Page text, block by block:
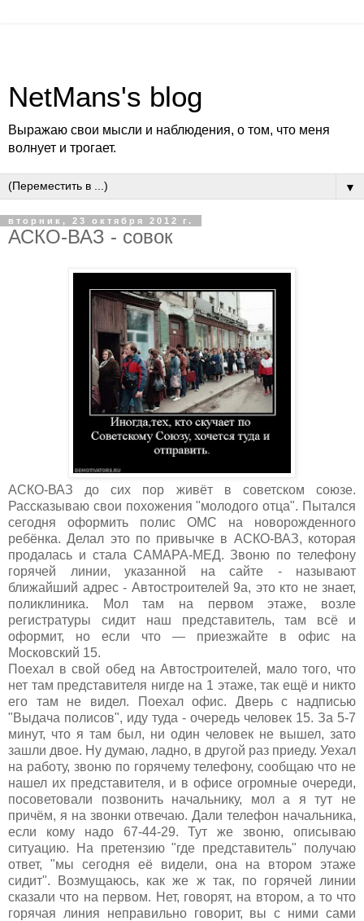
NetMans's blog
Выражаю свои мысли и наблюдения, о том, что меня
волнует и трогает.
▼
вторник, 23 октября 2012 г.
АСКО-ВАЗ - совок
АСКО-ВАЗ до сих пор живёт в советском союзе.
Рассказываю свои похожения "молодого отца". Пытался
сегодня оформить полис ОМС на новорожденного
ребёнка. Делал это по привычке в АСКО-ВАЗ, которая
продалась и стала САМАРА-МЕД. Звоню по телефону
горячей линии, указанной на сайте - называют
ближайший адрес - Автостроителей 9а, это кто не знает,
поликлиника. Мол там на первом этаже, возле
регистратуры сидит наш представитель, там всё и
оформит, но если что — приезжайте в офис на
Московский 15.
Поехал в свой обед на Автостроителей, мало того, что
нет там представителя нигде на 1 этаже, так ещё и никто
его там не видел. Поехал офис. Дверь с надписью
"Выдача полисов", иду туда - очередь человек 15. За 5-7
минут, что я там был, ни один человек не вышел, зато
зашли двое. Ну думаю, ладно, в другой раз приеду. Уехал
на работу, звоню по горячему телефону, сообщаю что не
нашел их представителя, и в офисе огромные очереди,
посоветовали позвонить начальнику, мол а я тут не
причём, я на звонки отвечаю. Дали телефон начальника,
если кому надо 67-44-29. Тут же звоню, описываю
ситуацию. На претензию "где представитель" получаю
ответ, "мы сегодня её видели, она на втором этаже
сидит". Возмущаюсь, как же ж так, по горячей линии
сказали что на первом. Нет, говорят, на втором, а то что
горячая линия неправильно говорит, вы с ними сами